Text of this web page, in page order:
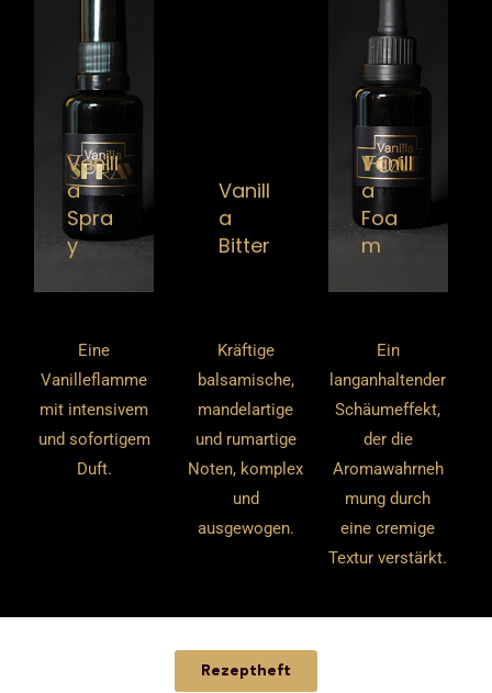
Vanill
a
Spra
y
Vanill
a
Bitter
Vanill
a
Foa
m
Eine
Vanilleflamme
mit intensivem
und sofortigem
Duft.
Kräftige
balsamische,
mandelartige
und rumartige
Noten, komplex
und
ausgewogen.
Ein
langanhaltender
Schäumeffekt,
der die
Aromawahrneh
mung durch
eine cremige
Textur verstärkt.
Rezeptheft